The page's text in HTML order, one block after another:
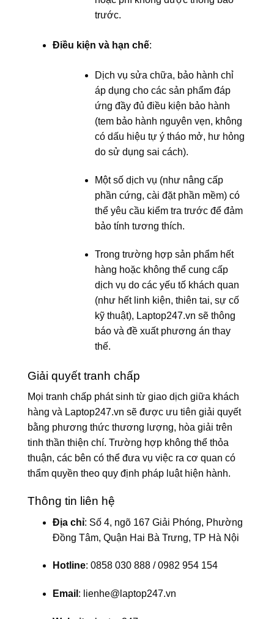
trước.
Điều kiện và hạn chế:
Dịch vụ sửa chữa, bảo hành chỉ
áp dụng cho các sản phẩm đáp
ứng đầy đủ điều kiện bảo hành
(tem bảo hành nguyên vẹn, không
có dấu hiệu tự ý tháo mở, hư hỏng
do sử dụng sai cách).
Một số dịch vụ (như nâng cấp
phần cứng, cài đặt phần mềm) có
thể yêu cầu kiểm tra trước để đảm
bảo tính tương thích.
Trong trường hợp sản phẩm hết
hàng hoặc không thể cung cấp
dịch vụ do các yếu tố khách quan
(như hết linh kiện, thiên tai, sự cố
kỹ thuật), Laptop247.vn sẽ thông
báo và đề xuất phương án thay
thế.
Giải quyết tranh chấp
Mọi tranh chấp phát sinh từ giao dịch giữa khách
hàng và Laptop247.vn sẽ được ưu tiên giải quyết
bằng phương thức thương lượng, hòa giải trên
tinh thần thiện chí. Trường hợp không thể thỏa
thuận, các bên có thể đưa vụ việc ra cơ quan có
thẩm quyền theo quy định pháp luật hiện hành.
Thông tin liên hệ
Địa chỉ: Số 4, ngõ 167 Giải Phóng, Phường
Đồng Tâm, Quận Hai Bà Trưng, TP Hà Nội
Hotline: 0858 030 888 / 0982 954 154
Email : lienhe@laptop247.vn